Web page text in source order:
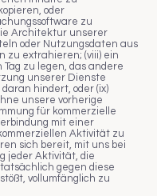
oder
zu
Architektur unserer
oder Nutzungsdaten aus
zu extrahieren; (viii) ein
zu legen, das andere
unserer Dienste
hindert, oder (ix)
unsere vorherige
für kommerzielle
mit einer
Aktivität zu
sich bereit, mit uns bei
jeder Aktivität, die
gegen diese
vollumfänglich zu